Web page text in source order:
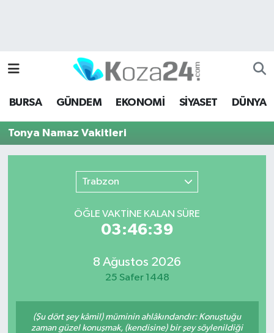
BURSA GÜNDEM EKONOMİ SİYASET DÜNYA
Tonya Namaz Vakitleri
Trabzon
ÖĞLE VAKTİNE KALAN SÜRE
03:46:39
8 Ağustos 2026
25 Safer 1448
(Şu dört şey kâmil) müminin ahlâkındandır: Konuştuğu
zaman güzel konuşmak, (kendisine) bir şey söylenildiği
Bursa Hava Durumu
Bursa Namaz Vakitleri
Bursa Trafik Yoğunluk Haritası
Süper Lig Puan Durumu ve Fikstür
Son Dakika Haberleri